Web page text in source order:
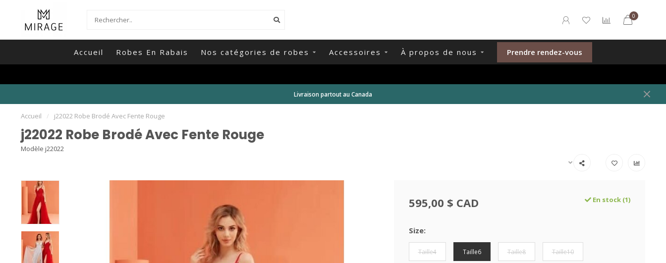
0
Accueil Robes En Rabais Nos catégories de robes Accessoires À propos de nous Prendre rendez-vous
Livraison partout au Canada
Accueil / j22022 Robe Brodé Avec Fente Rouge
j22022 Robe Brodé Avec Fente Rouge
Modèle j22022
595,00 $ CAD En stock (1)
Size:
Taille4 Taille6 Taille8 Taille10